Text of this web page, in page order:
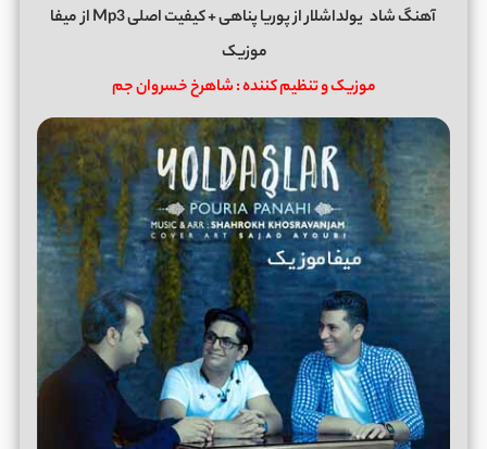
آهنگ شاد یولداشلارازپوریا پناهی+ کیفیت اصلی Mp3 از
میفا
موزیک
موزیک و تنظیم کننده : شاهرخ خسروان جم